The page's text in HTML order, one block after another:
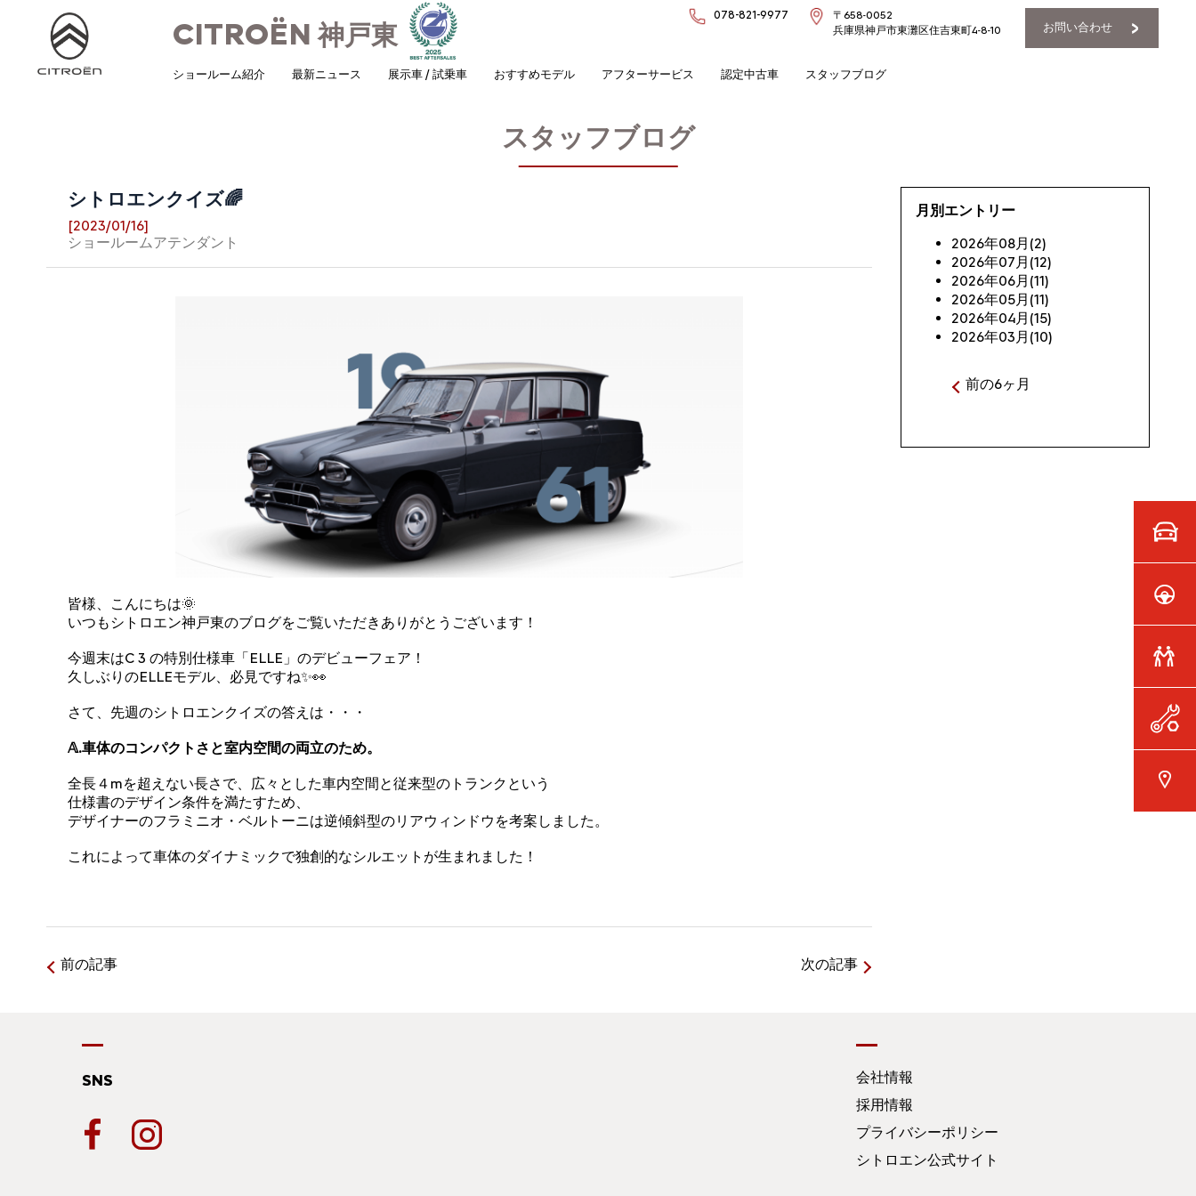
CITROËN神戸東
078-821-9977
〒658-0052
兵庫県神戸市東灘区住吉東町4-8-10
お問い合わせ
ショールーム紹介 最新ニュース 展示車 / 試乗車 おすすめモデル アフターサービス 認定中古車 スタッフブログ
スタッフブログ
シトロエンクイズ🌈
[2023/01/16]
ショールームアテンダント
皆様、こんにちは🌞
いつもシトロエン神戸東のブログをご覧いただきありがとうございます！
今週末はC 3 の特別仕様車「ELLE」のデビューフェア！
久しぶりのELLEモデル、必見ですね✨👀
さて、先週のシトロエンクイズの答えは・・・
𝔸.車体のコンパクトさと室内空間の両立のため。
全長４mを超えない長さで、広々とした車内空間と従来型のトランクという
仕様書のデザイン条件を満たすため、
デザイナーのフラミニオ・ベルトーニは逆傾斜型のリアウィンドウを考案しました。
これによって車体のダイナミックで独創的なシルエットが生まれました！
前の記事 次の記事
月別エントリー
2026年08月(2)
2026年07月(12)
2026年06月(11)
2026年05月(11)
2026年04月(15)
2026年03月(10)
前の6ヶ月
SNS
会社情報
採用情報
プライバシーポリシー
シトロエン公式サイト